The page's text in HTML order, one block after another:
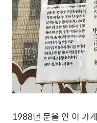
1988년 문을 연 이 가